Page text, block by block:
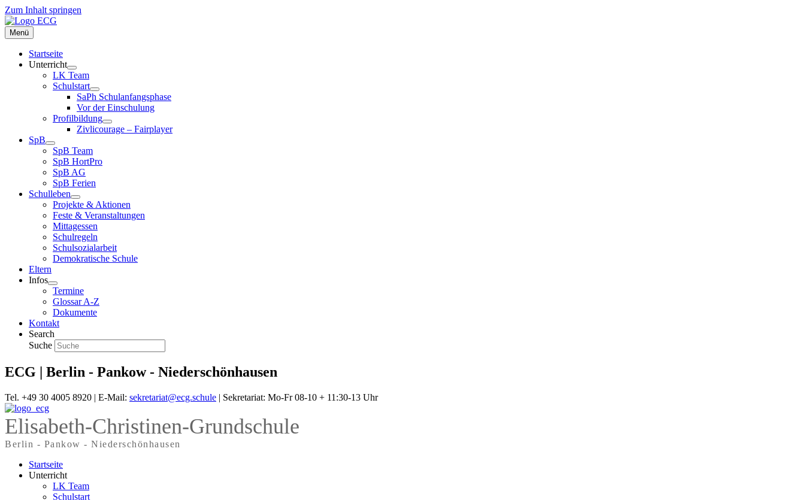
Zum Inhalt springen
Menü
Startseite
Unterricht
LK Team
Schulstart
SaPh Schulanfangsphase
Vor der Einschulung
Profilbildung
Zivlicourage – Fairplayer
SpB
SpB Team
SpB HortPro
SpB AG
SpB Ferien
Schulleben
Projekte & Aktionen
Feste & Veranstaltungen
Mittagessen
Schulregeln
Schulsozialarbeit
Demokratische Schule
Eltern
Infos
Termine
Glossar A-Z
Dokumente
Kontakt
Search
Suche
ECG | Berlin - Pankow - Niederschönhausen
Tel. +49 30 4005 8920 | E-Mail: sekretariat@ecg.schule | Sekretariat: Mo-Fr 08-10 + 11:30-13 Uhr
Elisabeth-Christinen-Grundschule
Berlin - Pankow - Niederschönhausen
Startseite
Unterricht
LK Team
Schulstart